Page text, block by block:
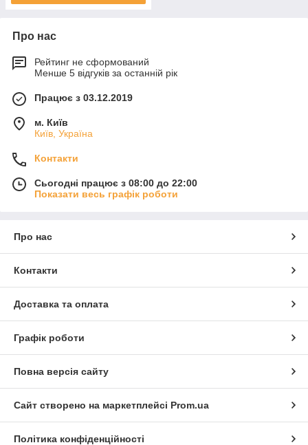
Про нас
Рейтинг не сформований
Менше 5 відгуків за останній рік
Працює з 03.12.2019
м. Київ
Київ, Україна
Контакти
Сьогодні працює з 08:00 до 22:00
Показати весь графік роботи
Про нас
Контакти
Доставка та оплата
Графік роботи
Повна версія сайту
Сайт створено на маркетплейсі Prom.ua
Політика конфіденційності